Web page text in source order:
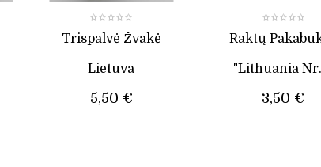
Trispalvė Žvakė
Lietuva
5,50 €
Raktų
"Lithuania
3,50 €